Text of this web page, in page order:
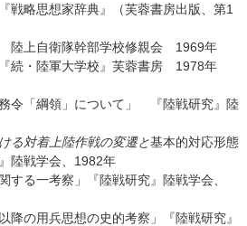
略思想家辞典』（芙蓉書房出版、第1
陸上自衛隊幹部学校修親会 1969年
続・陸軍大学校』芙蓉書房 1978年
令「綱領」について」 『陸戦研究』陸
る対着上陸作戦の変遷と基本的対応形態
陸戦学会、1982年
る一考察」『陸戦研究』陸戦学会、
降の用兵思想の史的考察」『陸戦研究』